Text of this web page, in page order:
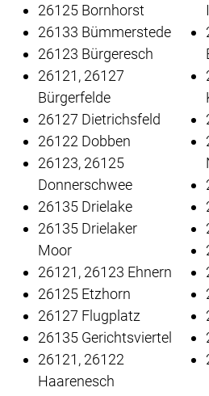
26125 Bornhorst
26133 Bümmerstede
26123 Bürgeresch
26121, 26127
Bürgerfelde
26127 Dietrichsfeld
26122 Dobben
26123, 26125
Donnerschwee
26135 Drielake
26135 Drielaker
Moor
26121, 26123 Ehnern
26125 Etzhorn
26127 Flugplatz
26135 Gerichtsviertel
26121, 26122
Haarenesch